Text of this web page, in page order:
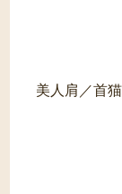
美人肩／首